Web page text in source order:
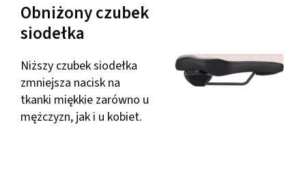
Obniżony czubek
siodełka
Niższy czubek siodełka
zmniejsza nacisk na
tkanki miękkie zarówno u
mężczyzn, jak i u kobiet.